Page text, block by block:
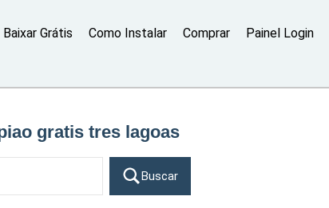
Baixar Grátis Como Instalar Comprar Painel Login
gratis tres lagoas
Buscar